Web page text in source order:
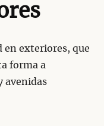
en exteriores, que
forma a
avenidas